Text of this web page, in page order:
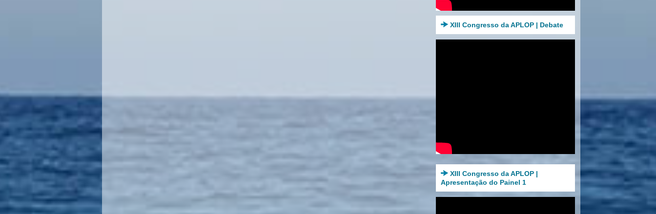
XIII Congresso da APLOP | Debate
XIII Congresso da APLOP |
Apresentação do Painel 1